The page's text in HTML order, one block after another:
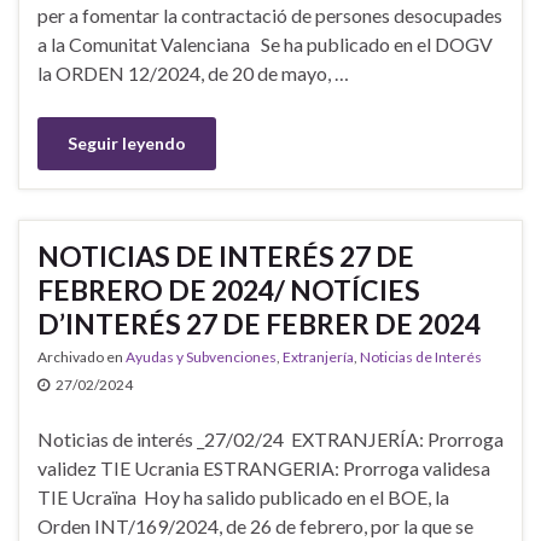
per a fomentar la contractació de persones desocupades
a la Comunitat Valenciana Se ha publicado en el DOGV
la ORDEN 12/2024, de 20 de mayo, …
Seguir leyendo
NOTICIAS DE INTERÉS 27 DE
FEBRERO DE 2024/ NOTÍCIES
D’INTERÉS 27 DE FEBRER DE 2024
Archivado en Ayudas y Subvenciones Extranjería Noticias de Interés
27/02/2024
Noticias de interés _27/02/24 EXTRANJERÍA: Prorroga
validez TIE Ucrania ESTRANGERIA: Prorroga validesa
TIE Ucraïna Hoy ha salido publicado en el BOE, la
Orden INT/169/2024, de 26 de febrero, por la que se